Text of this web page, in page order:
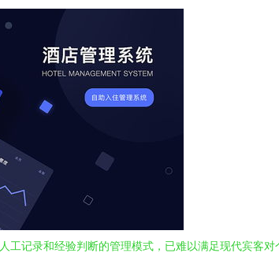
记录和经验判断的管理模式，已难以满足现代宾客